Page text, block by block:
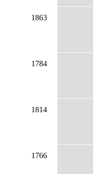
1863
1784
1814
1766